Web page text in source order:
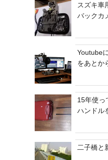
スズキ車
バックカ
Youtube
をあとか
15年使っ
ハンドル
二子橋と